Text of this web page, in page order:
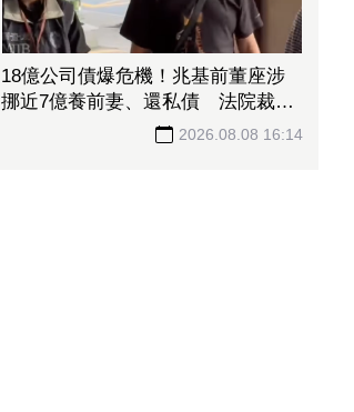
18億公司債爆危機！兆基前董座涉
挪近7億養前妻、還私債 法院裁准
2026.08.08 16:14